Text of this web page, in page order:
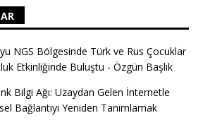
NGS Bölgesinde Türk ve Rus Çocuklar
Etkinliğinde Buluştu - Özgün Başlık
Bilgi Ağı: Uzaydan Gelen İnternetle
Bağlantıyı Yeniden Tanımlamak